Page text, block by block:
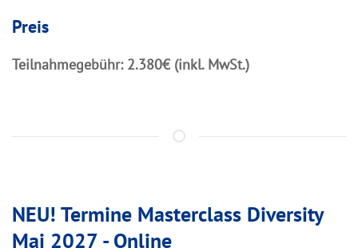
Preis
Teilnahmegebühr: 2.380€ (inkl. MwSt.)
NEU! Termine Masterclass Diversity
Mai 2027 - Online